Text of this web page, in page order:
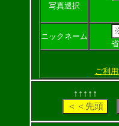
写真選択
ニックネーム
ご利
↑↑↑↑↑